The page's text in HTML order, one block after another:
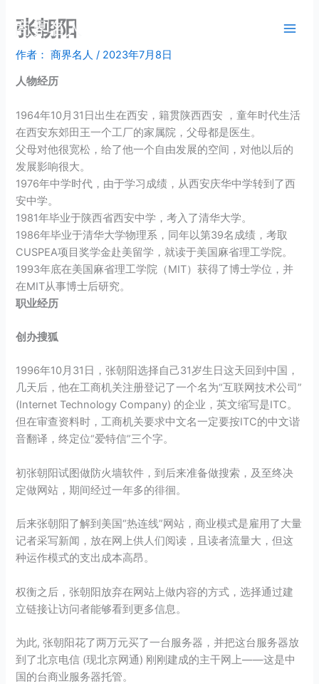
商界名人
张朝阳
作者： 商界名人/ 2023年7月8日
人物经历
1964年10月31日出生在西安，籍贯陕西西安 ，童年时代生活
在西安东郊田王一个工厂的家属院，父母都是医生。
父母对他很宽松，给了他一个自由发展的空间，对他以后的
发展影响很大。
1976年中学时代，由于学习成绩，从西安庆华中学转到了西
安中学。
1981年毕业于陕西省西安中学，考入了清华大学。
1986年毕业于清华大学物理系，同年以第39名成绩，考取
CUSPEA项目奖学金赴美留学，就读于美国麻省理工学院。
1993年底在美国麻省理工学院（MIT）获得了博士学位，并
在MIT从事博士后研究。
职业经历
创办搜狐
1996年10月31日，张朝阳选择自己31岁生日这天回到中国，
几天后，他在工商机关注册登记了一个名为“互联网技术公司”
(Internet Technology Company) 的企业，英文缩写是ITC。
但在审查资料时，工商机关要求中文名一定要按ITC的中文谐
音翻译，终定位“爱特信”三个字。
初张朝阳试图做防火墙软件，到后来准备做搜索，及至终决
定做网站，期间经过一年多的徘徊。
后来张朝阳了解到美国“热连线”网站，商业模式是雇用了大量
记者采写新闻，放在网上供人们阅读，且读者流量大，但这
种运作模式的支出成本高昂。
权衡之后，张朝阳放弃在网站上做内容的方式，选择通过建
立链接让访问者能够看到更多信息。
为此, 张朝阳花了两万元买了一台服务器，并把这台服务器放
到了北京电信 (现北京网通) 刚刚建成的主干网上——这是中
国的台商业服务器托管。